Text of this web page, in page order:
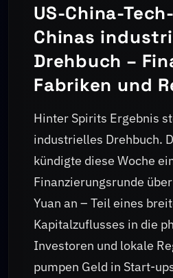
US-China-
Chinas
Drehbuch –
Fabriken und
Hinter Spirits Ergebnis
industrielles Drehbuch.
kündigte diese Woche
Finanzierungsrunde
Yuan an – Teil eines
Kapitalzuflusses in die
Investoren und lokale
pumpen Geld in Start-